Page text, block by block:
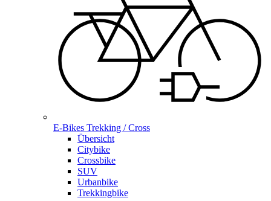
E-Bikes Trekking / Cross
Übersicht
Citybike
Crossbike
SUV
Urbanbike
Trekkingbike